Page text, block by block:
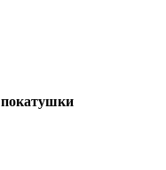
покатушки